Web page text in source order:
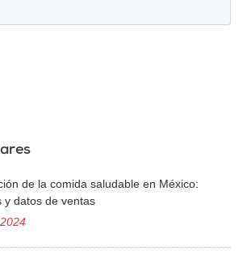
de la comida saludable en México:
y datos de ventas